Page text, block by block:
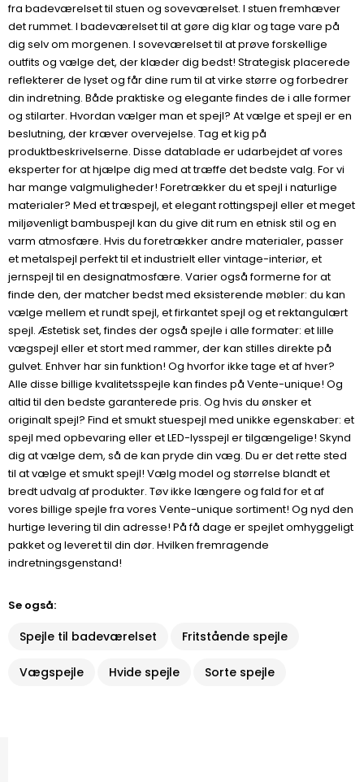
fra badeværelset til stuen og soveværelset. I stuen fremhæver
det rummet. I badeværelset til at gøre dig klar og tage vare på
dig selv om morgenen. I soveværelset til at prøve forskellige
outfits og vælge det, der klæder dig bedst! Strategisk placerede
reflekterer de lyset og får dine rum til at virke større og forbedrer
din indretning. Både praktiske og elegante findes de i alle former
og stilarter. Hvordan vælger man et spejl? At vælge et spejl er en
beslutning, der kræver overvejelse. Tag et kig på
produktbeskrivelserne. Disse datablade er udarbejdet af vores
eksperter for at hjælpe dig med at træffe det bedste valg. For vi
har mange valgmuligheder! Foretrækker du et spejl i naturlige
materialer? Med et træspejl, et elegant rottingspejl eller et meget
miljøvenligt bambuspejl kan du give dit rum en etnisk stil og en
varm atmosfære. Hvis du foretrækker andre materialer, passer
et metalspejl perfekt til et industrielt eller vintage-interiør, et
jernspejl til en designatmosfære. Varier også formerne for at
finde den, der matcher bedst med eksisterende møbler: du kan
vælge mellem et rundt spejl, et firkantet spejl og et rektangulært
spejl. Æstetisk set, findes der også spejle i alle formater: et lille
vægspejl eller et stort med rammer, der kan stilles direkte på
gulvet. Enhver har sin funktion! Og hvorfor ikke tage et af hver?
Alle disse billige kvalitetsspejle kan findes på Vente-unique! Og
altid til den bedste garanterede pris. Og hvis du ønsker et
originalt spejl? Find et smukt stuespejl med unikke egenskaber: et
spejl med opbevaring eller et LED-lysspejl er tilgængelige! Skynd
dig at vælge dem, så de kan pryde din væg. Du er det rette sted
til at vælge et smukt spejl! Vælg model og størrelse blandt et
bredt udvalg af produkter. Tøv ikke længere og fald for et af
vores billige spejle fra vores Vente-unique sortiment! Og nyd den
hurtige levering til din adresse! På få dage er spejlet omhyggeligt
pakket og leveret til din dør. Hvilken fremragende
indretningsgenstand!
Se også:
Spejle til badeværelset Fritstående spejle
Vægspejle Hvide spejle Sorte spejle